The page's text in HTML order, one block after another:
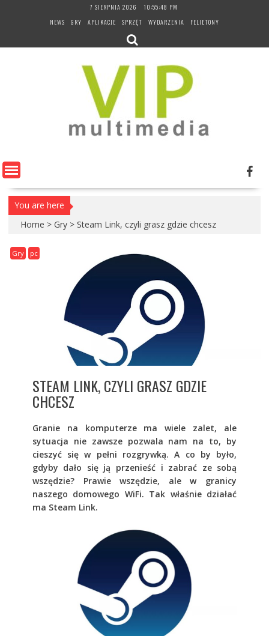
7 SIERPNIA 2026
10:55:49 PM
NEWS
GRY APLIKACJE SPRZĘT WYDARZENIA FELIETONY
You are here
Home > Gry > Steam Link, czyli grasz gdzie chcesz
Gry pc
STEAM LINK, CZYLI GRASZ GDZIE
CHCESZ
Granie na komputerze ma wiele zalet, ale
sytuacja nie zawsze pozwala nam na to, by
cieszyć się w pełni rozgrywką. A co by było,
gdyby dało się ją przenieść i zabrać ze sobą
wszędzie? Prawie wszędzie, ale w granicy
naszego domowego WiFi. Tak właśnie działać
ma Steam Link.